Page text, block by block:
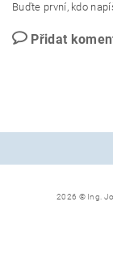
Buďte první, kdo
Přidat
2026 © Ing.